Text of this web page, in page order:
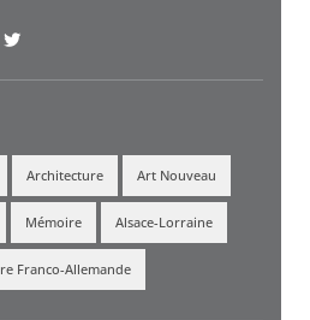
(link is external)
Architecture Art Nouveau
Mémoire Alsace-Lorraine
Franco-Allemande